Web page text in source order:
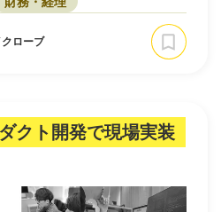
ローブ
クト開発で現場実装